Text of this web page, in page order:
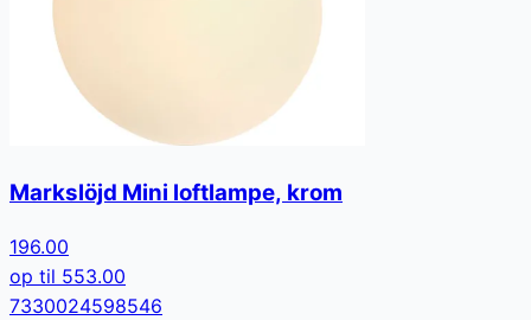
Markslöjd Mini loftlampe, krom
196.00
op til 553.00
7330024598546